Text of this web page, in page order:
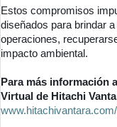
Estos compromisos
diseñados para brindar
operaciones,
impacto ambiental.
Para más información
Virtual de Hitachi